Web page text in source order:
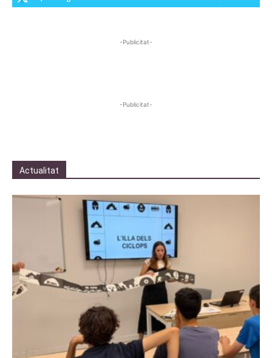
-Publicitat-
-Publicitat-
Actualitat